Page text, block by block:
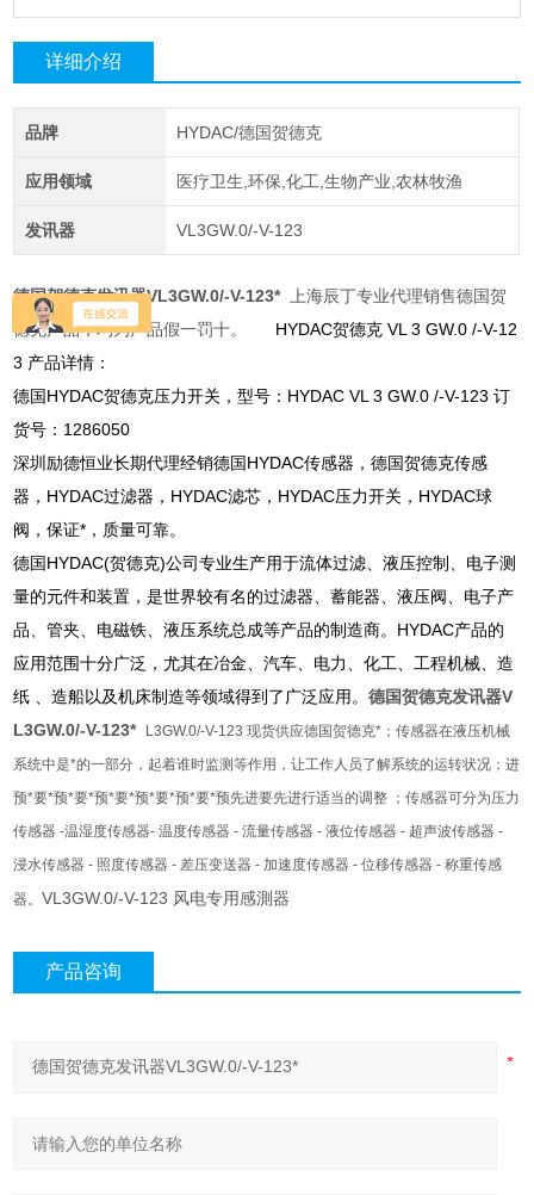
详细介绍
品牌 HYDAC/德国贺德克
应用领域 医疗卫生,环保,化工,生物产业,农林牧渔
发讯器 VL3GW.0/-V-123
德国贺德克发讯器VL3GW.0/-V-123*
上海辰丁专业代理销售德国贺
德克产品，均为产品假一罚十。 HYDAC贺德克 VL 3 GW.0 /-V-12
3 产品详情：
德国HYDAC贺德克压力开关，型号：HYDAC VL 3 GW.0 /-V-123 订
货号：1286050
深圳励德恒业长期代理经销德国HYDAC传感器，德国贺德克传感
器，HYDAC过滤器，HYDAC滤芯，HYDAC压力开关，HYDAC球
阀，保证*，质量可靠。
德国HYDAC(贺德克)公司专业生产用于流体过滤、液压控制、电子测
量的元件和装置，是世界较有名的过滤器、蓄能器、液压阀、电子产
品、管夹、电磁铁、液压系统总成等产品的制造商。HYDAC产品的
应用范围十分广泛，尤其在冶金、汽车、电力、化工、工程机械、造
纸 、造船以及机床制造等领域得到了广泛应用。德国贺德克发讯器V
L3GW.0/-V-123*
L3GW.0/-V-123 现货供应德国贺德克*；传感器在液压机械
系统中是*的一部分，起着谁时监测等作用，让工作人员了解系统的运转状况；进
预*要*预*要*预*要*预*要*预*要*预先进要先进行适当的调整 ；传感器可分为压力
传感器 -温湿度传感器- 温度传感器 - 流量传感器 - 液位传感器 - 超声波传感器 -
浸水传感器 - 照度传感器 - 差压变送器 - 加速度传感器 - 位移传感器 - 称重传感
器。VL3GW.0/-V-123 风电专用感測器
产品咨询